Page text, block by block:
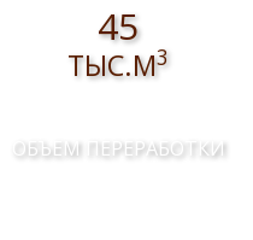
45
ТЫС.М3
ОБЪЕМ ПЕРЕРАБОТКИ